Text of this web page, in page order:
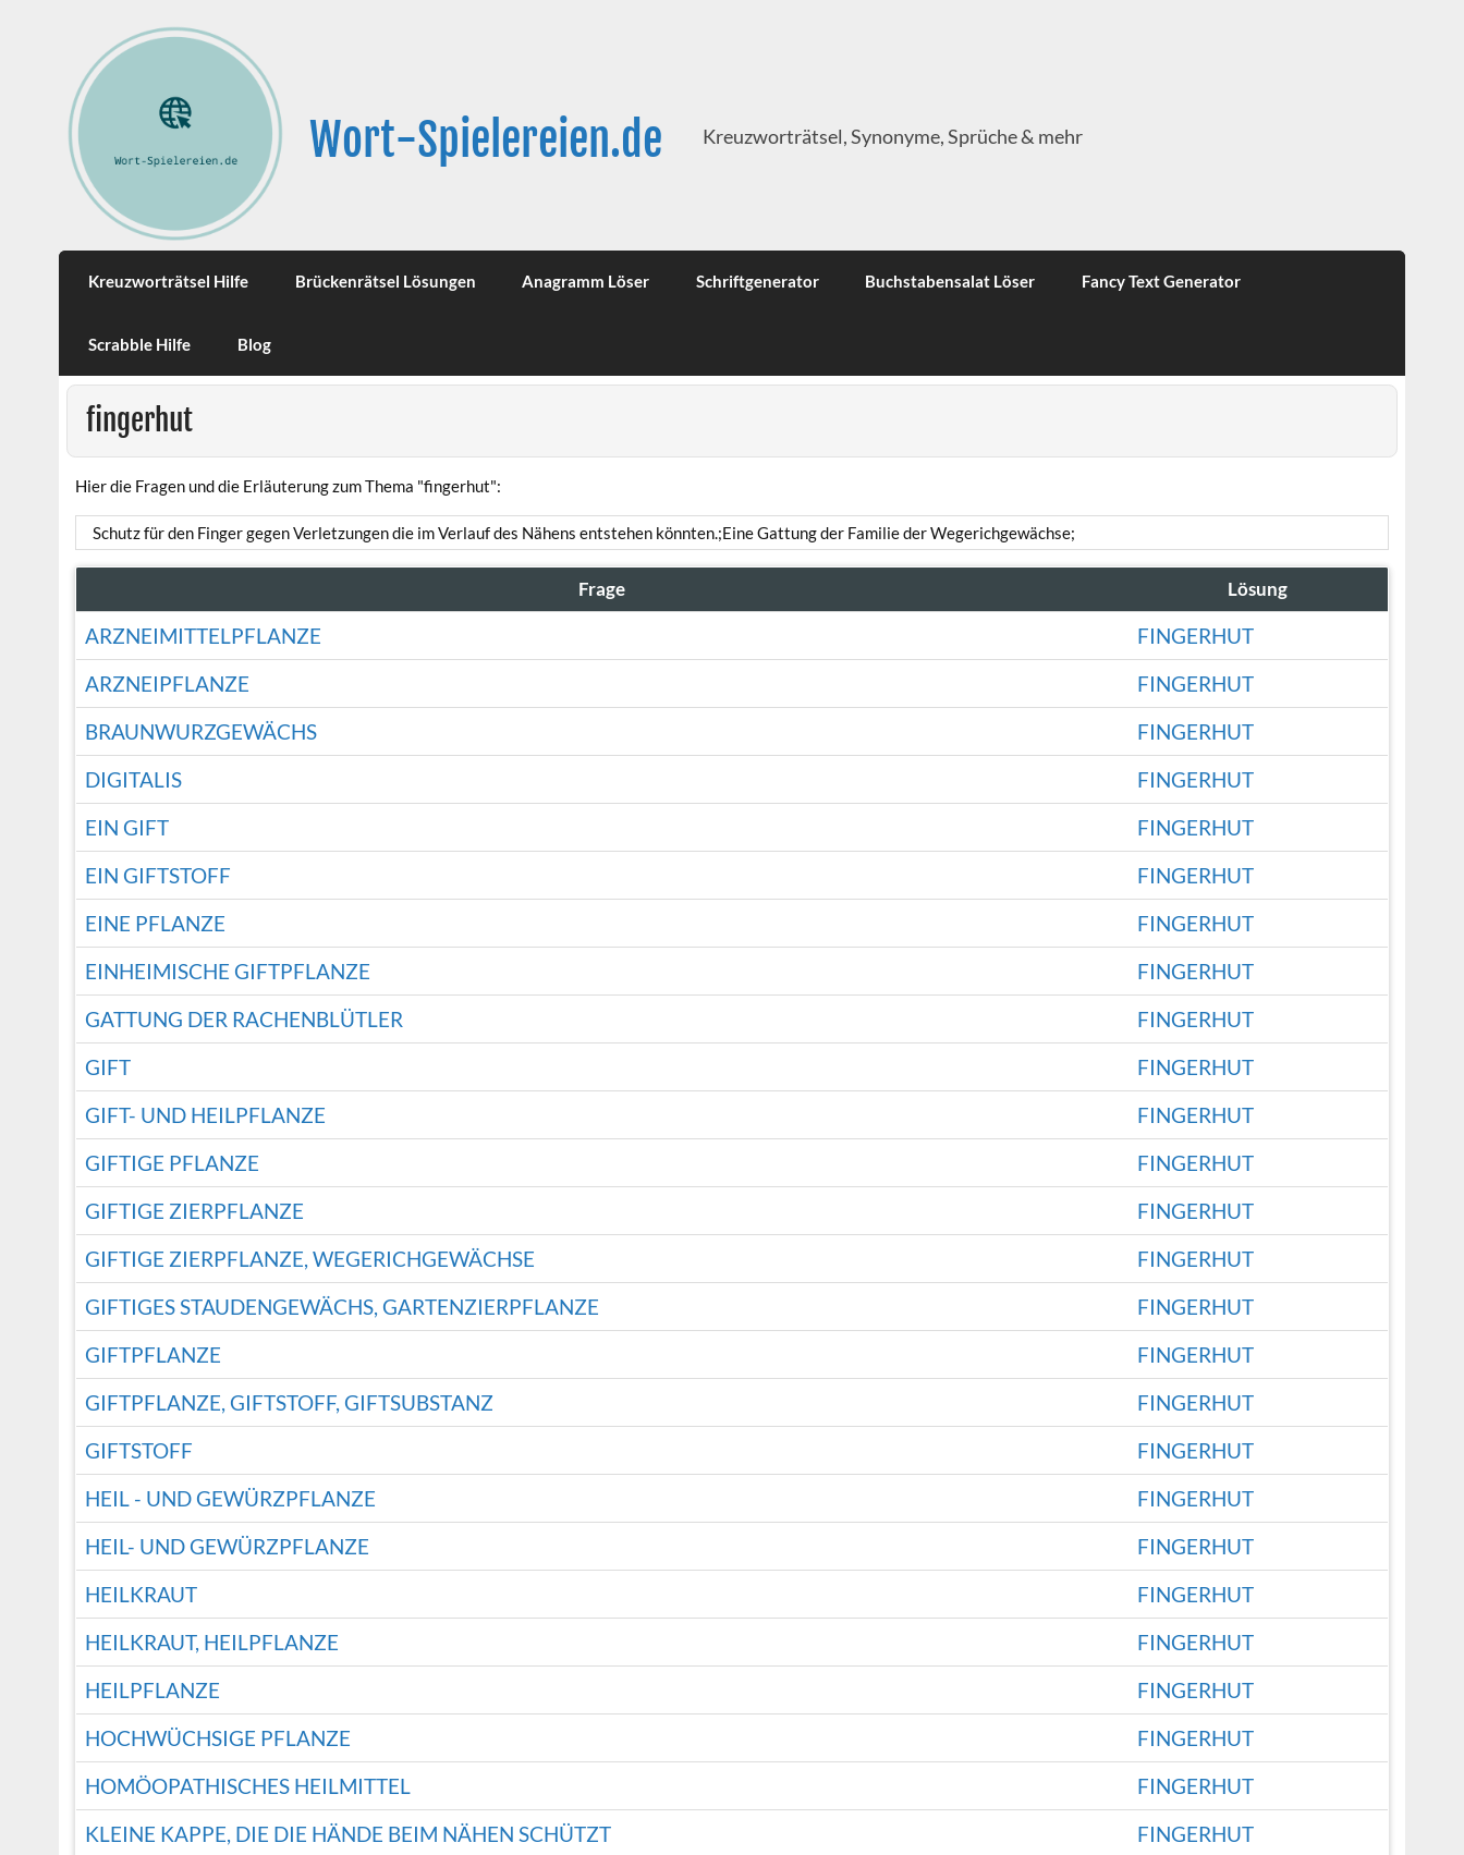
Wort-Spielereien.de Kreuzworträtsel, Synonyme, Sprüche & mehr
Kreuzworträtsel Hilfe Brückenrätsel Lösungen Anagramm Löser Schriftgenerator Buchstabensalat Löser Fancy Text Generator
Scrabble Hilfe Blog
fingerhut
Hier die Fragen und die Erläuterung zum Thema "fingerhut":
Schutz für den Finger gegen Verletzungen die im Verlauf des Nähens entstehen könnten.;Eine Gattung der Familie der Wegerichgewächse;
Frage Lösung
ARZNEIMITTELPFLANZE
FINGERHUT
ARZNEIPFLANZE
FINGERHUT
BRAUNWURZGEWÄCHS
FINGERHUT
DIGITALIS
FINGERHUT
EIN GIFT
FINGERHUT
EIN GIFTSTOFF
FINGERHUT
EINE PFLANZE
FINGERHUT
EINHEIMISCHE GIFTPFLANZE
FINGERHUT
GATTUNG DER RACHENBLÜTLER
FINGERHUT
GIFT
FINGERHUT
GIFT- UND HEILPFLANZE
FINGERHUT
GIFTIGE PFLANZE
FINGERHUT
GIFTIGE ZIERPFLANZE
FINGERHUT
GIFTIGE ZIERPFLANZE, WEGERICHGEWÄCHSE
FINGERHUT
GIFTIGES STAUDENGEWÄCHS, GARTENZIERPFLANZE
FINGERHUT
GIFTPFLANZE
FINGERHUT
GIFTPFLANZE, GIFTSTOFF, GIFTSUBSTANZ
FINGERHUT
GIFTSTOFF
FINGERHUT
HEIL - UND GEWÜRZPFLANZE
FINGERHUT
HEIL- UND GEWÜRZPFLANZE
FINGERHUT
HEILKRAUT
FINGERHUT
HEILKRAUT, HEILPFLANZE
FINGERHUT
HEILPFLANZE
FINGERHUT
HOCHWÜCHSIGE PFLANZE
FINGERHUT
HOMÖOPATHISCHES HEILMITTEL
FINGERHUT
KLEINE KAPPE, DIE DIE HÄNDE BEIM NÄHEN SCHÜTZT
FINGERHUT